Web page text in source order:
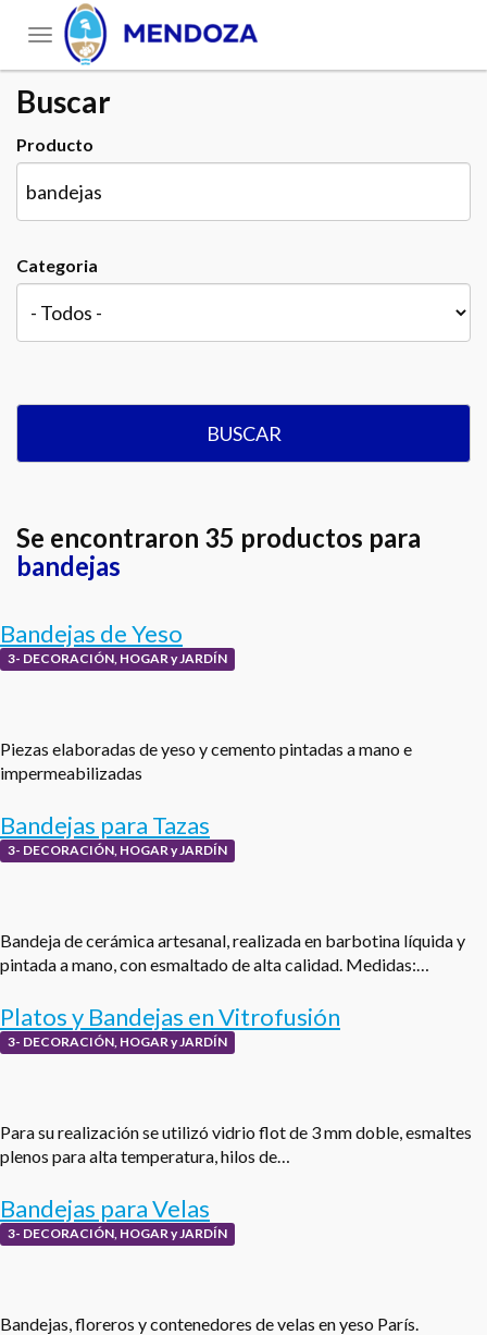
Toggle
navigation
Buscar
Producto
Categoria
BUSCAR
Se encontraron 35 productos para
bandejas
Bandejas de Yeso
3- DECORACIÓN, HOGAR y JARDÍN
Piezas elaboradas de yeso y cemento pintadas a mano e
impermeabilizadas
Bandejas para Tazas
3- DECORACIÓN, HOGAR y JARDÍN
Bandeja de cerámica artesanal, realizada en barbotina líquida y
pintada a mano, con esmaltado de alta calidad. Medidas:…
Platos y Bandejas en Vitrofusión
3- DECORACIÓN, HOGAR y JARDÍN
Para su realización se utilizó vidrio flot de 3 mm doble, esmaltes
plenos para alta temperatura, hilos de…
Bandejas para Velas
3- DECORACIÓN, HOGAR y JARDÍN
Bandejas, floreros y contenedores de velas en yeso París.